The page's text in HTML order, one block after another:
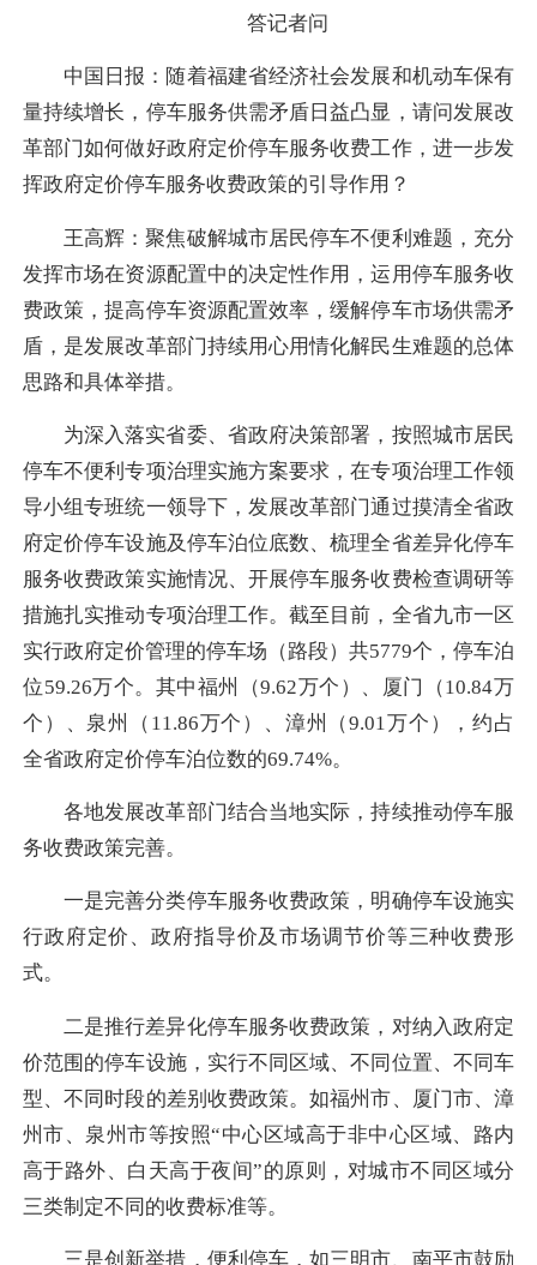
答记者问
中国日报：随着福建省经济社会发展和机动车保有
量持续增长，停车服务供需矛盾日益凸显，请问发展改
革部门如何做好政府定价停车服务收费工作，进一步发
挥政府定价停车服务收费政策的引导作用？
王高辉：聚焦破解城市居民停车不便利难题，充分
发挥市场在资源配置中的决定性作用，运用停车服务收
费政策，提高停车资源配置效率，缓解停车市场供需矛
盾，是发展改革部门持续用心用情化解民生难题的总体
思路和具体举措。
为深入落实省委、省政府决策部署，按照城市居民
停车不便利专项治理实施方案要求，在专项治理工作领
导小组专班统一领导下，发展改革部门通过摸清全省政
府定价停车设施及停车泊位底数、梳理全省差异化停车
服务收费政策实施情况、开展停车服务收费检查调研等
措施扎实推动专项治理工作。截至目前，全省九市一区
实行政府定价管理的停车场（路段）共5779个，停车泊
位59.26万个。其中福州（9.62万个）、厦门（10.84万
个）、泉州（11.86万个）、漳州（9.01万个），约占
全省政府定价停车泊位数的69.74%。
各地发展改革部门结合当地实际，持续推动停车服
务收费政策完善。
一是完善分类停车服务收费政策，明确停车设施实
行政府定价、政府指导价及市场调节价等三种收费形
式。
二是推行差异化停车服务收费政策，对纳入政府定
价范围的停车设施，实行不同区域、不同位置、不同车
型、不同时段的差别收费政策。如福州市、厦门市、漳
州市、泉州市等按照“中心区域高于非中心区域、路内
高于路外、白天高于夜间”的原则，对城市不同区域分
三类制定不同的收费标准等。
三是创新举措，便利停车，如三明市、南平市鼓励